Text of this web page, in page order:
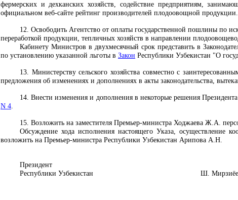
фермерских и дехканских хозяйств, содействие предприятиям,
официальном веб-сайте рейтинг производителей плодоовощной продукции.
12. Освободить Агентство от оплаты государственной пошлины по
переработкой продукции, тепличных хозяйств в направлении
Кабинету Министров в двухмесячный срок представить в
по установлению указанной льготы в Закон Республики Узбекистан "О
13. Министерству сельского хозяйства совместно с
предложения об изменениях и дополнениях в акты законодательства,
14. Внести изменения и дополнения в некоторые решения
N 4.
15. Возложить на заместителя Премьер-министра Ходжаева Ж.А.
Обсуждение хода исполнения настоящего Указа, осуществление
возложить на Премьер-министра Республики Узбекистан Арипова А.Н.
Президент
Республики Узбекистан Ш.